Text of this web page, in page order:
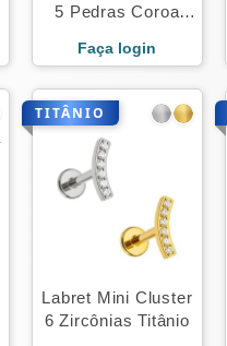
5 Pedras Coroa
Faça login
TITÂNIO
Labret Mini Cluster
6 Zircônias Titânio